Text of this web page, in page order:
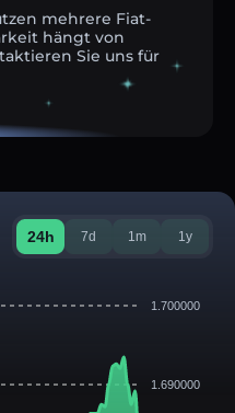
mehrere Fiat-
hängt von
Sie uns für
24h 7d 1m 1y
1.700000
1.690000